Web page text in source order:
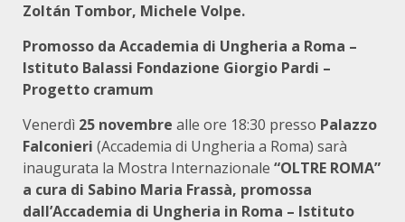
Zoltán Tombor, Michele Volpe.
Promosso da Accademia di Ungheria a Roma –
Istituto Balassi Fondazione Giorgio Pardi –
Progetto cramum
Venerdì 25 novembre alle ore 18:30 presso Palazzo
Falconieri (Accademia di Ungheria a Roma) sarà
inaugurata la Mostra Internazionale “OLTRE ROMA”
a cura di Sabino Maria Frassà, promossa
dall’Accademia di Ungheria in Roma – Istituto